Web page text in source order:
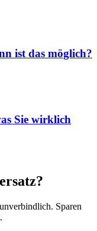
ist das möglich?
Sie wirklich
Sparen